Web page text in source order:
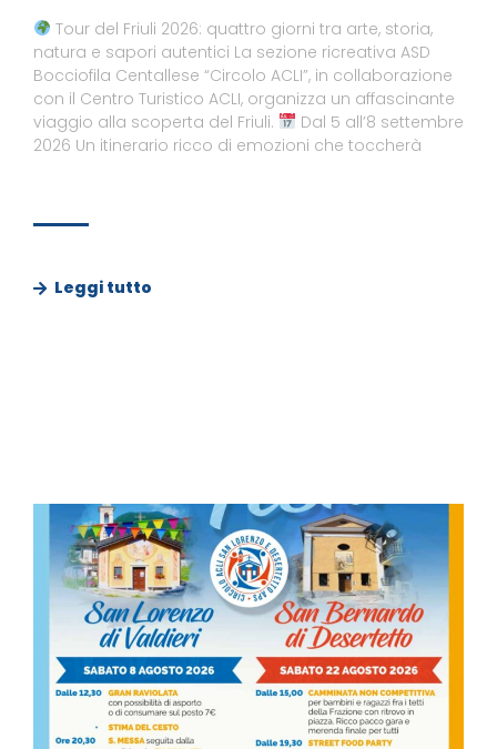
Tour del Friuli 2026: quattro giorni tra arte, storia,
natura e sapori autentici La sezione ricreativa ASD
Bocciofila Centallese “Circolo ACLI”, in collaborazione
con il Centro Turistico ACLI, organizza un affascinante
viaggio alla scoperta del Friuli.
Dal 5 all’8 settembre
2026 Un itinerario ricco di emozioni che toccherà
Leggi tutto